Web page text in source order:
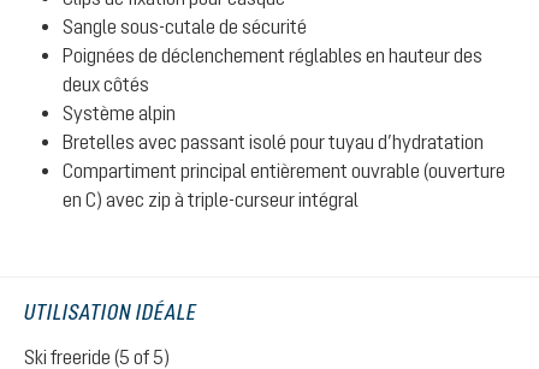
Sangle sous-cutale de sécurité
Poignées de déclenchement réglables en hauteur des
deux côtés
Système alpin
Bretelles avec passant isolé pour tuyau d’hydratation
Compartiment principal entièrement ouvrable (ouverture
en C) avec zip à triple-curseur intégral
UTILISATION IDÉALE
Ski freeride (5 of 5)